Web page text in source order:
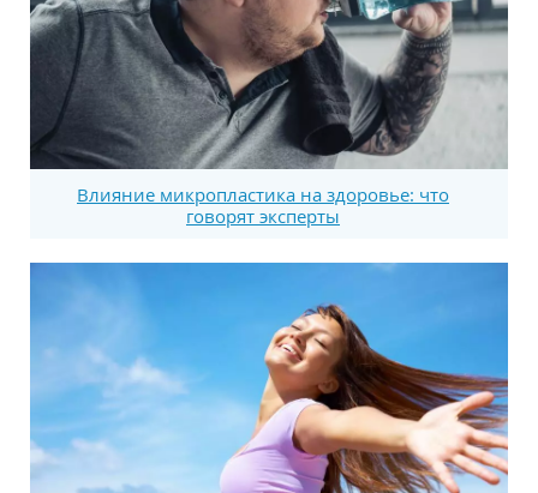
Влияние микропластика на здоровье: что
говорят эксперты